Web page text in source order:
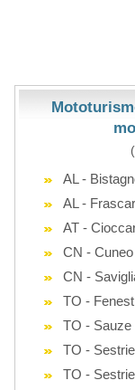
AL -
AL -
AT -
CN - Cuneo
CN -
TO -
TO - Sauze
TO -
TO -